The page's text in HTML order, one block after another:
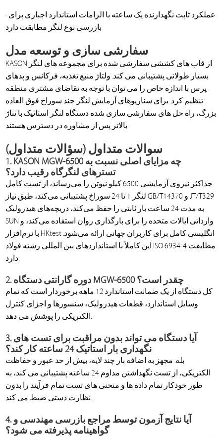
· عملکرد ثابت نگهدارنده یک ساعته با الزامات استاندارد اجباری برای
بازرسی نوع لنگر مطابقت دارد
سفارشی سازی و توسعه مدل
KASON از قاب های کششی سفارشی شده برای مجموعه های لنگر
بسیار طولانی پشتیبانی می کند. ولتاژ منبع تغذیه، فرکانس و پدهای
پرس با اندازه خاص را می توان با توجه به تقاضای مشتری منطقه
تنظیم کرد. برای سناریوهای آزمایش لنگر چند سوراخ فوق العاده
بزرگ، راه حل های سفارشی سازی شده دستگاه لنگر استاتیک با تناژ
بالاتر پس از مشاوره در دسترس هستند.
سوالات متداول (سؤالات متداول)
1. KASON MGW-6500 چه مزایای اصلی نسبت به
تسترهای لنگرگاه رقیب دارد؟
حداکثر نیروی آزمایشی 6500 کیلو نیوتن را می‌رساند، از تست کامل
لنگر 1 تا 24 سوراخ پشتیبانی می‌کند، طبق نیاز GB/T14370 و JT/T329
به مدت 24 ساعت بار ثابتی را حفظ می‌کند، دریچه‌های هیدرولیک
SUN وارداتی ایالات متحده را برای بارگذاری روان استفاده می‌کند، و
با نرم‌افزار HKtest انگلیسی کامل برای کاربران جهانی ارائه می‌شود.
این کاملاً با استانداردهای بین المللی رشته فولاد ISO 6934-4 مطابقت
دارد.
2. دوره گارانتی دستگاه MGW-6500 چقدر است؟
کل دستگاه از یک ضمانت استاندارد 12 ماهه برخوردار است که تمام
وسایل استاندارد، قطعات هیدرولیک، سنسورها و اجزای کنترل
الکتریکی را پوشش می دهد.
3. آیا دستگاه می تواند بدون مراقبت برای تست های
نگهداری بار استاتیک 24 ساعته کار کند؟
بله. مجهز به اضافه بار چند لایه، بیش از حد عبور و حفاظت
الکتریکی، از تست نگهداشتن مداوم 24 ساعته پشتیبانی می کند، به
طور خودکار تمام داده ها و منحنی های تست تمام فرآیند را بدون
نظارت دستی ضبط می کند.
4. آیا نتایج آزمون توسط مراجع بازرسی مهندسی و
گواهینامه پذیرفته می شود؟